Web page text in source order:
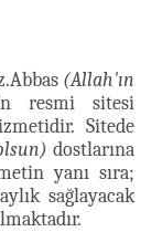
(Allah'ın
resmi sitesi
Sitede
dostlarına
yanı sıra;
sağlayacak